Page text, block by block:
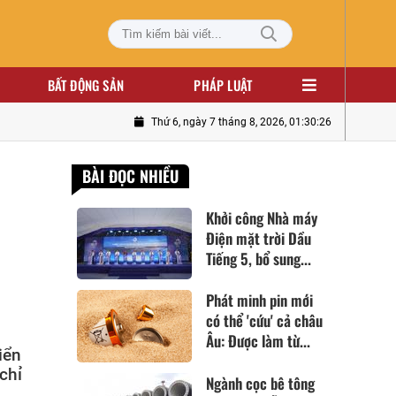
BẤT ĐỘNG SẢN PHÁP LUẬT
Thứ 6, ngày 7 tháng 8, 2026, 01:30:27
BÀI ĐỌC NHIỀU
Khởi công Nhà máy
Điện mặt trời Dầu
Tiếng 5, bổ sung...
Phát minh pin mới
có thể 'cứu' cả châu
Âu: Được làm từ...
Ngành cọc bê tông